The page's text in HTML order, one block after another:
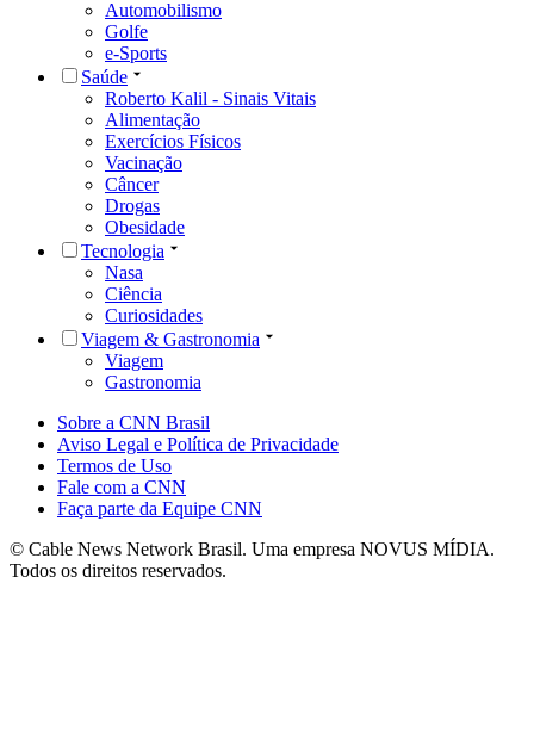
Automobilismo
Golfe
e-Sports
Saúde
Roberto Kalil - Sinais Vitais
Alimentação
Exercícios Físicos
Vacinação
Câncer
Drogas
Obesidade
Tecnologia
Nasa
Ciência
Curiosidades
Viagem & Gastronomia
Viagem
Gastronomia
Sobre a CNN Brasil
Aviso Legal e Política de Privacidade
Termos de Uso
Fale com a CNN
Faça parte da Equipe CNN
© Cable News Network Brasil. Uma empresa NOVUS MÍDIA.
Todos os direitos reservados.